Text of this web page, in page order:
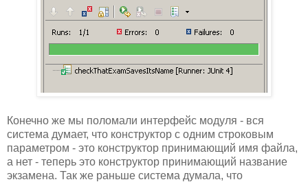
Конечно же мы поломали интерфейс модуля - вся
система думает, что конструктор с одним строковым
параметром - это конструктор принимающий имя файла,
а нет - теперь это конструктор принимающий название
экзамена. Так же раньше система думала, что